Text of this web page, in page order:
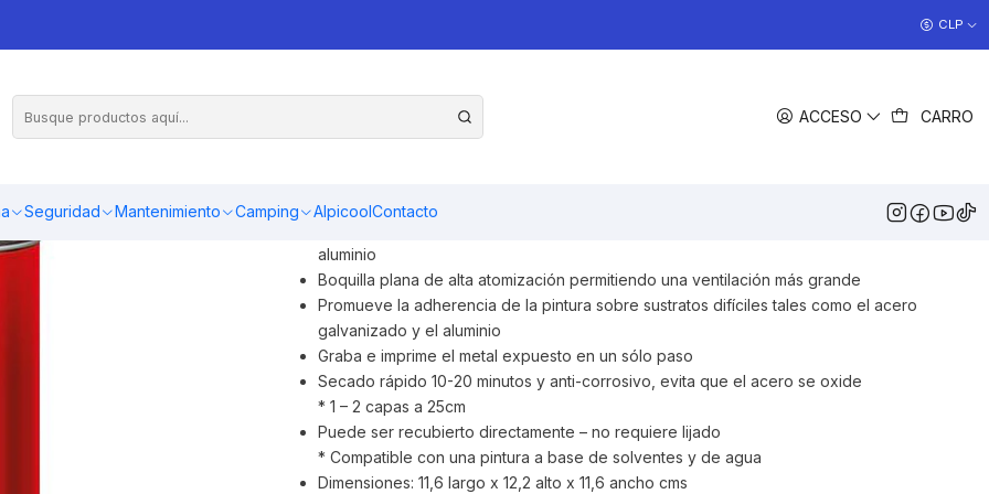
ACCESO CARRO
Seguridad Mantenimiento Camping AlpicoolContacto
CLP
Promueve la adherencia de pintura a sustratos difíciles como acero galvanizado y
aluminio
Boquilla plana de alta atomización permitiendo una ventilación más grande
Promueve la adherencia de la pintura sobre sustratos difíciles tales como el acero
galvanizado y el aluminio
Graba e imprime el metal expuesto en un sólo paso
Secado rápido 10-20 minutos y anti-corrosivo, evita que el acero se oxide
* 1 – 2 capas a 25cm
Puede ser recubierto directamente – no requiere lijado
* Compatible con una pintura a base de solventes y de agua
Dimensiones: 11,6 largo x 12,2 alto x 11,6 ancho cms